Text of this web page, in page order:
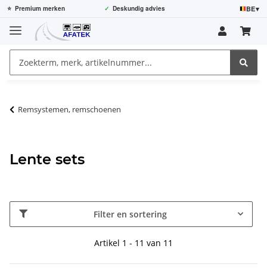
⭐ Premium merken ✓ Deskundig advies BE▾
Remsystemen, remschoenen
Lente sets
Filter en sortering
Artikel 1 - 11 van 11